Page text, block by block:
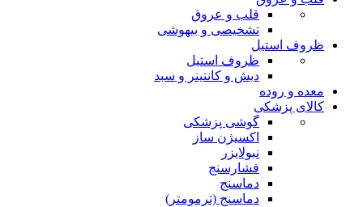
قلب و عروق
تشخیصی و بیهوشی
ظروف استیل
ظروف استیل
دیش و کانتینر و سبد
معده و روده
کالای پزشکی
گوشی پزشکی
اکسیژن ساز
نبولایزر
فشارسنج
دماسنج
دماسنج (ترمومتر)